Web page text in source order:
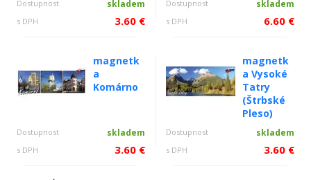
Dostupnost skladem
s DPH 3.60 €
Dostupnost skladem
s DPH 6.60 €
magnetk
a
Komárno
Dostupnost skladem
s DPH 3.60 €
magnetk
a Vysoké
Tatry
(Štrbské
Pleso)
Dostupnost skladem
s DPH 3.60 €